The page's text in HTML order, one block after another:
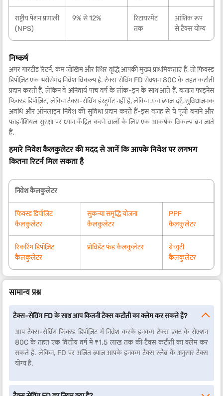
राष्ट्रीय पेंशन प्रणाली
(NPS)
9% से 12%
रिटायरमेंट
तक
आंशिक रूप
से टैक्स योग्य
निष्कर्ष
अगर गारंटीड रिटर्न, कम जोखिम और स्थिर वृद्धि आपकी मुख्य प्राथमिकताएं हैं, तो फिक्स्ड
डिपॉज़िट एक भरोसेमंद निवेश विकल्प है. टैक्स सेविंग FD सेक्शन 80C के तहत कटौती
प्रदान करती हैं, लेकिन वे अनिवार्य पांच वर्ष के लॉक-इन के साथ आते हैं. बजाज फाइनेंस
फिक्स्ड डिपॉज़िट, लेकिन टैक्स-सेविंग इंस्ट्रूमेंट नहीं हैं, लेकिन उच्च ब्याज दरें, सुविधाजनक
अवधि और ऑनलाइन निवेश की सुविधा प्रदान करते हैं-इस वजह से ये पूंजी बनाने और
फाइनेंशियल सुरक्षा पर ध्यान केंद्रित करने वालों के लिए एक आकर्षक विकल्प बन जाते
हैं.
हमारे निवेश कैलकुलेटर की मदद से जानें कि आपके निवेश पर लगभग
कितना रिटर्न मिल सकता है
निवेश कैलकुलेटर
फिक्स्ड डिपॉज़िट
कैलकुलेटर
सुकन्या समृद्धि योजना
कैलकुलेटर
PPF
कैलकुलेटर
रिकरिंग डिपॉज़िट
कैलकुलेटर
प्रोविडेंट फंड कैलकुलेटर
ग्रेच्युटी
कैलकुलेटर
सामान्य प्रश्न
टैक्स-सेविंग FD के साथ आप कितनी टैक्स कटौती का क्लेम कर सकते हैं?
आप टैक्स-सेविंग फिक्स्ड डिपॉज़िट में निवेश करके इनकम टैक्स एक्ट के सेक्शन
80C के तहत एक वित्तीय वर्ष में ₹1.5 लाख तक की टैक्स कटौती का क्लेम कर
सकते हैं. लेकिन, FD पर अर्जित ब्याज आपके इनकम टैक्स स्लैब के अनुसार टैक्स
योग्य है.